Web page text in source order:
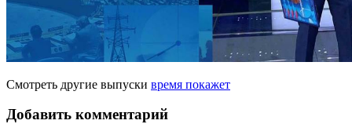
Смотреть другие выпуски время покажет
Добавить комментарий